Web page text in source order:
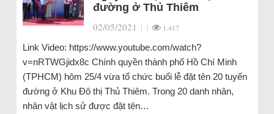
đường ở Thủ Thiêm
02/05/2021 | | 1.417
Link Video: https://www.youtube.com/watch?
v=nRTWGjidx8c Chính quyền thành phố Hồ Chí Minh
(TPHCM) hôm 25/4 vừa tổ chức buổi lễ đặt tên 20 tuyến
đường ở Khu Đô thị Thủ Thiêm. Trong 20 danh nhân,
nhân vật lịch sử được đặt tên…